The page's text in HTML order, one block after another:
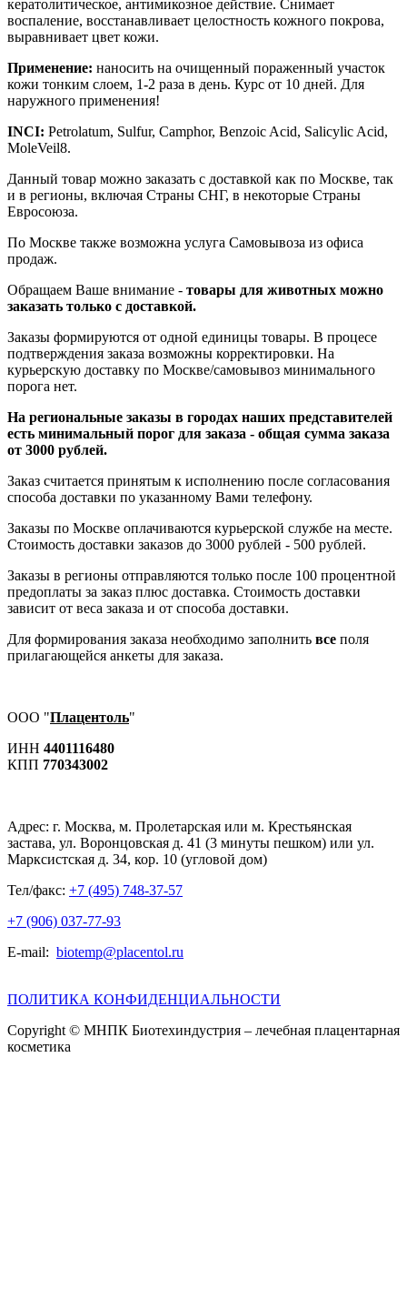
кератолитическое, антимикозное действие. Снимает
воспаление, восстанавливает целостность кожного покрова,
выравнивает цвет кожи.
Применение: наносить на очищенный пораженный участок
кожи тонким слоем, 1-2 раза в день. Курс от 10 дней. Для
наружного применения!
INCI: Petrolatum, Sulfur, Camphor, Benzoic Acid, Salicylic Acid,
MoleVeil8.
Данный товар можно заказать с доставкой как по Москве, так
и в регионы, включая Страны СНГ, в некоторые Страны
Евросоюза.
По Москве также возможна услуга Самовывоза из офиса
продаж.
Обращаем Ваше внимание - товары для животных можно
заказать только с доставкой.
Заказы формируются от одной единицы товары. В процесе
подтверждения заказа возможны корректировки. На
курьерскую доставку по Москве/самовывоз минимального
порога нет.
На региональные заказы в городах наших представителей
есть минимальный порог для заказа - общая сумма заказа
от 3000 рублей.
Заказ считается принятым к исполнению после согласования
способа доставки по указанному Вами телефону.
Заказы по Москве оплачиваются курьерской службе на месте.
Стоимость доставки заказов до 3000 рублей - 500 рублей.
Заказы в регионы отправляются только после 100 процентной
предоплаты за заказ плюс доставка. Стоимость доставки
зависит от веса заказа и от способа доставки.
Для формирования заказа необходимо заполнить все поля
прилагающейся анкеты для заказа.
ООО "Плацентоль"
ИНН 4401116480
КПП 770343002
Адрес: г. Москва, м. Пролетарская или м. Крестьянская
застава, ул. Воронцовская д. 41 (3 минуты пешком) или ул.
Марксистская д. 34, кор. 10 (угловой дом)
Тел/факс: +7 (495) 748-37-57
+7 (906) 037-77-93
E-mail: biotemp@placentol.ru
ПОЛИТИКА КОНФИДЕНЦИАЛЬНОСТИ
Copyright © МНПК Биотехиндустрия – лечебная плацентарная
косметика